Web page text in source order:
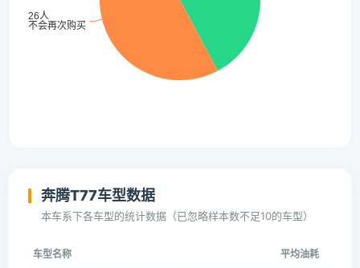
奔腾T77车型数据
本车系下各车型的统计数据（已忽略样本数不足10的车型）
车型名称 平均油耗